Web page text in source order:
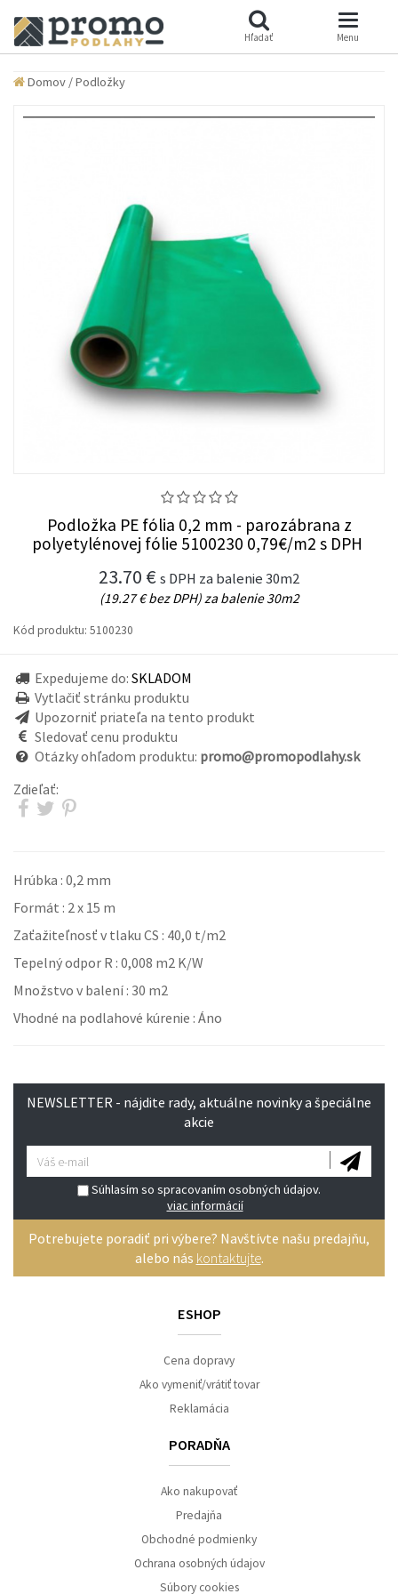
Hľadať Menu
Domov /Podložky
Podložka PE fólia 0,2 mm - parozábrana z
polyetylénovej fólie 5100230 0,79€/m2 s DPH
23.70 € s DPH za balenie 30m2
(19.27 € bez DPH) za balenie 30m2
Kód produktu: 5100230
Expedujeme do: SKLADOM
Vytlačiť stránku produktu
Upozorniť priateľa na tento produkt
Sledovať cenu produktu
Otázky ohľadom produktu: promo@promopodlahy.sk
Zdieľať:
Hrúbka : 0,2 mm
Formát : 2 x 15 m
Zaťažiteľnosť v tlaku CS : 40,0 t/m2
Tepelný odpor R : 0,008 m2 K/W
Množstvo v balení : 30 m2
Vhodné na podlahové kúrenie : Áno
NEWSLETTER - nájdite rady, aktuálne novinky a špeciálne
akcie
Súhlasím so spracovaním osobných údajov.
viac informácií
Potrebujete poradiť pri výbere? Navštívte našu predajňu,
alebo nás kontaktujte.
ESHOP
Cena dopravy
Ako vymeniť/vrátiť tovar
Reklamácia
PORADŇA
Ako nakupovať
Predajňa
Obchodné podmienky
Ochrana osobných údajov
Súbory cookies